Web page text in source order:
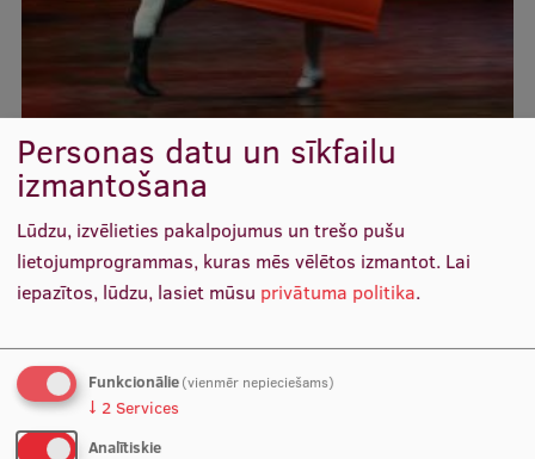
Personas datu un sīkfailu
izmantošana
Lūdzu, izvēlieties pakalpojumus un trešo pušu
lietojumprogrammas, kuras mēs vēlētos izmantot. Lai
iepazītos, lūdzu, lasiet mūsu privātuma politika.
Funkcionālie(vienmēr nepieciešams)
↓ 2 Services
Analītiskie